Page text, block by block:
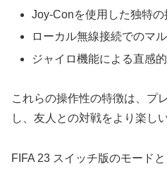
Joy-Conを使用した独特の
ローカル無線接続でのマ
ジャイロ機能による直感
これらの操作性の特徴は、プ
し、友人との対戦をより楽し
FIFA 23 スイッチ版のモード